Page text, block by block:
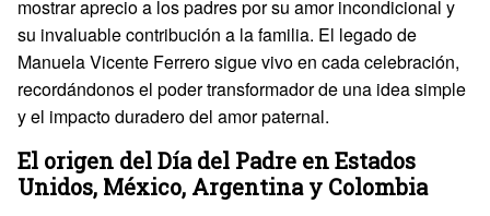
mostrar aprecio a los padres por su amor incondicional y
su invaluable contribución a la familia. El legado de
Manuela Vicente Ferrero sigue vivo en cada celebración,
recordándonos el poder transformador de una idea simple
y el impacto duradero del amor paternal.
El origen del Día del Padre en Estados
Unidos, México, Argentina y Colombia